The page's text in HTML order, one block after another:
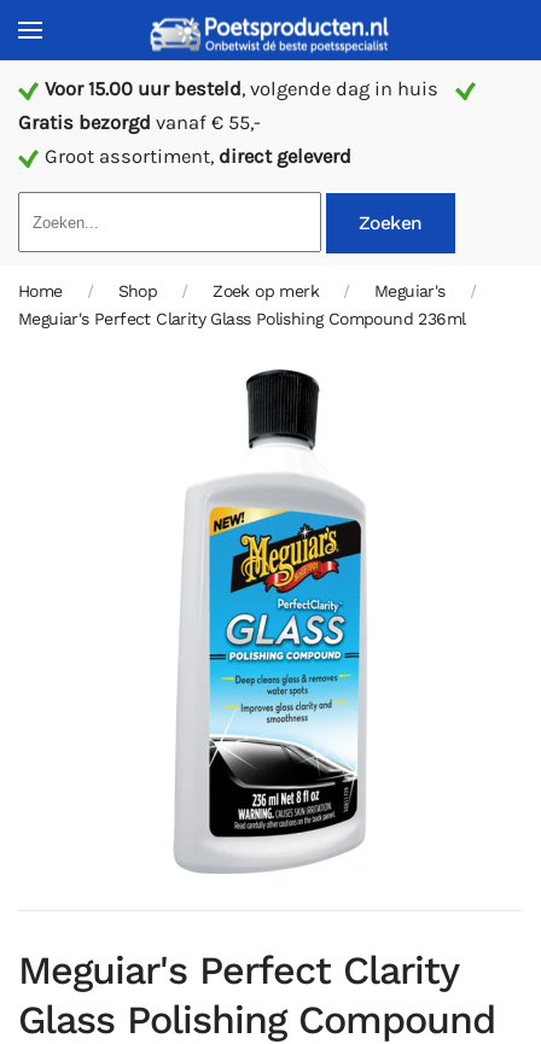
Voor 15.00 uur besteld, volgende dag in huis
Gratis bezorgd vanaf € 55,-
Groot assortiment, direct geleverd
Zoeken
Home Shop Zoek op merk
Meguiar's
Meguiar's Perfect Clarity Glass Polishing Compound 236ml
Meguiar's Perfect Clarity
Glass Polishing Compound